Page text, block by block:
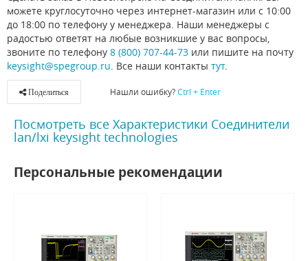
можете круглосуточно через интернет-магазин или с 10:00
до 18:00 по телефону у менеджера. Наши менеджеры с
радостью ответят на любые возникшие у вас вопросы,
звоните по телефону 8 (800) 707-44-73 или пишите на почту
keysight@spegroup.ru . Все наши контакты тут.
Поделиться Нашли ошибку?Ctrl + Enter
Посмотреть все Характеристики Соединители
lan/lxi keysight technologies
Персональные рекомендации